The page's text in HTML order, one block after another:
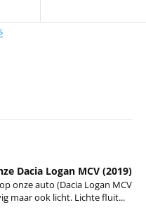
Dacia Logan MCV (2019)
onze auto (Dacia Logan MCV
maar ook licht. Lichte fluit...